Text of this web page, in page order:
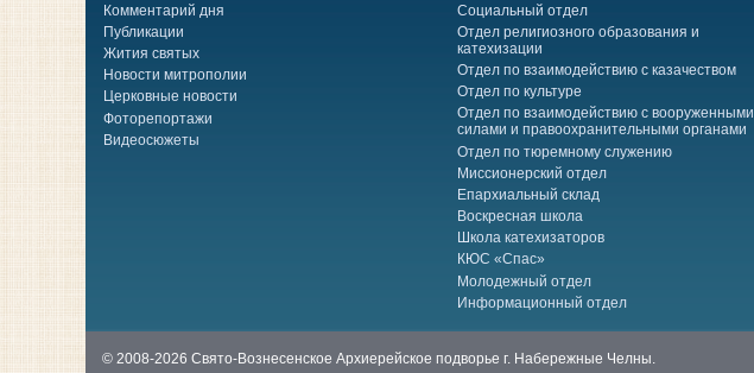
Комментарий дня
Публикации
Жития святых
Новости митрополии
Церковные новости
Фоторепортажи
Видеосюжеты
Социальный отдел
Отдел религиозного образования и
катехизации
Отдел по взаимодействию с казачеством
Отдел по культуре
Отдел по взаимодействию с вооруженными
силами и правоохранительными органами
Отдел по тюремному служению
Миссионерский отдел
Епархиальный склад
Воскресная школа
Школа катехизаторов
КЮС «Спас»
Молодежный отдел
Информационный отдел
© 2008-2026 Свято-Вознесенское Архиерейское подворье г. Набережные Челны.